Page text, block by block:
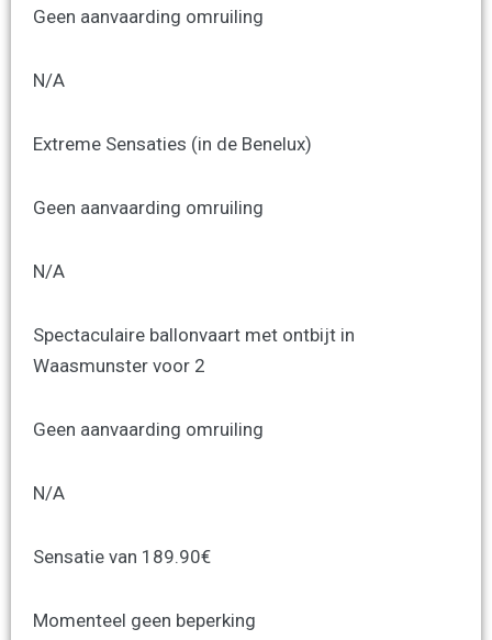
Geen aanvaarding omruiling
N/A
Extreme Sensaties (in de Benelux)
Geen aanvaarding omruiling
N/A
Spectaculaire ballonvaart met ontbijt in
Waasmunster voor 2
Geen aanvaarding omruiling
N/A
Sensatie van 189.90€
Momenteel geen beperking